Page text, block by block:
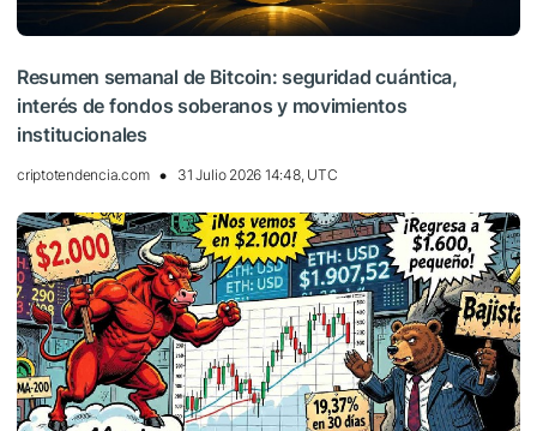
Resumen semanal de Bitcoin: seguridad cuántica,
interés de fondos soberanos y movimientos
institucionales
criptotendencia.com 31 Julio 2026 14:48, UTC